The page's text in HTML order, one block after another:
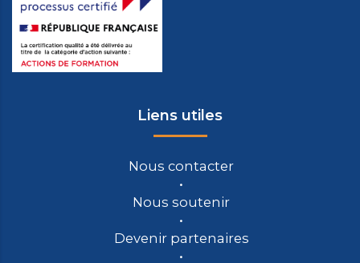
Liens utiles
Nous contacter
Nous soutenir
Devenir partenaires